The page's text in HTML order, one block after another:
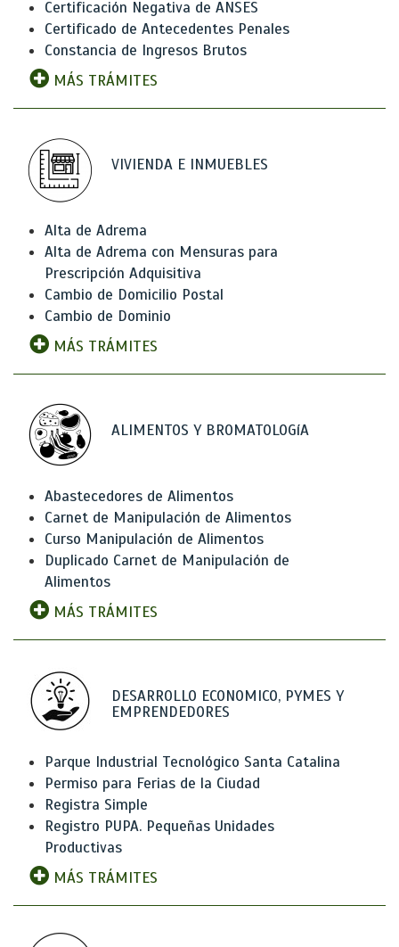
Certificación Negativa de ANSES
Certificado de Antecedentes Penales
Constancia de Ingresos Brutos
MÁS TRÁMITES
VIVIENDA E INMUEBLES
Alta de Adrema
Alta de Adrema con Mensuras para
Prescripción Adquisitiva
Cambio de Domicilio Postal
Cambio de Dominio
MÁS TRÁMITES
ALIMENTOS Y BROMATOLOGíA
Abastecedores de Alimentos
Carnet de Manipulación de Alimentos
Curso Manipulación de Alimentos
Duplicado Carnet de Manipulación de
Alimentos
MÁS TRÁMITES
DESARROLLO ECONOMICO, PYMES Y
EMPRENDEDORES
Parque Industrial Tecnológico Santa Catalina
Permiso para Ferias de la Ciudad
Registra Simple
Registro PUPA. Pequeñas Unidades
Productivas
MÁS TRÁMITES